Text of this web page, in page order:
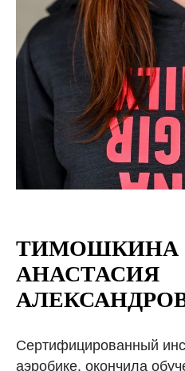
ТИМОШКИНА
АНАСТАСИЯ
Сертифицированный
аэробике, окончила